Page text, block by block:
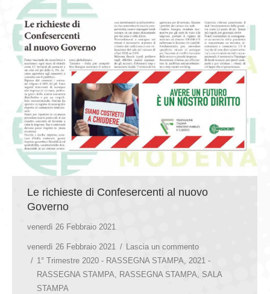
Le richieste di Confesercenti al nuovo
Governo
venerdì 26 Febbraio 2021
venerdì 26 Febbraio 2021
Lascia un commento
1° Trimestre 2020 - RASSEGNA STAMPA, 2021 -
RASSEGNA STAMPA, RASSEGNA STAMPA, SALA
STAMPA